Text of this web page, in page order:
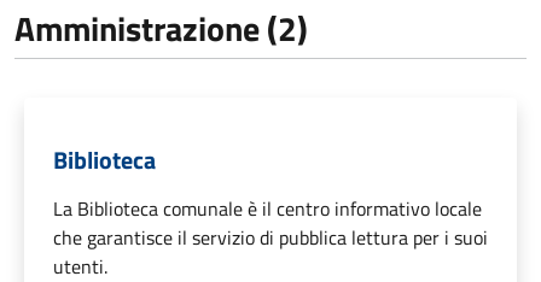
Amministrazione (2)
Biblioteca
La Biblioteca comunale è il centro informativo locale
che garantisce il servizio di pubblica lettura per i suoi
utenti.